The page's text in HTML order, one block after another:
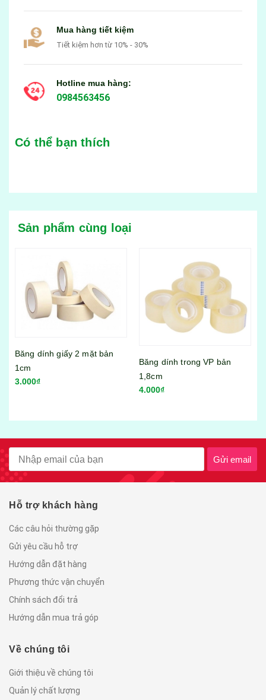
Mua hàng tiết kiệm
Tiết kiệm hơn từ 10% - 30%
Hotline mua hàng:
0984563456
Có thể bạn thích
Sản phẩm cùng loại
Bộ hộp thực phẩm 17 món
Song Long No:3089
Gửi email
Hỗ trợ khách hàng
Các câu hỏi thường gặp
Gửi yêu cầu hỗ trợ
Hướng dẫn đặt hàng
Phương thức vận chuyển
Chính sách đổi trả
Hướng dẫn mua trả góp
Về chúng tôi
Giới thiệu về chúng tôi
Quản lý chất lượng